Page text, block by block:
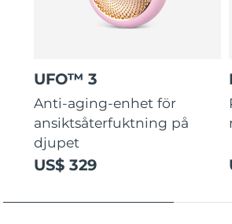
UFO™ 3
Anti-aging-enhet för
ansiktsåterfuktning på
djupet
US$ 329